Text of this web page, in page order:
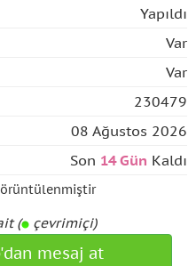
Yapıldı
Var
Var
230479
08 Ağustos 2026
Son 14 Gün Kaldı
( çevrimiçi)
mesaj at